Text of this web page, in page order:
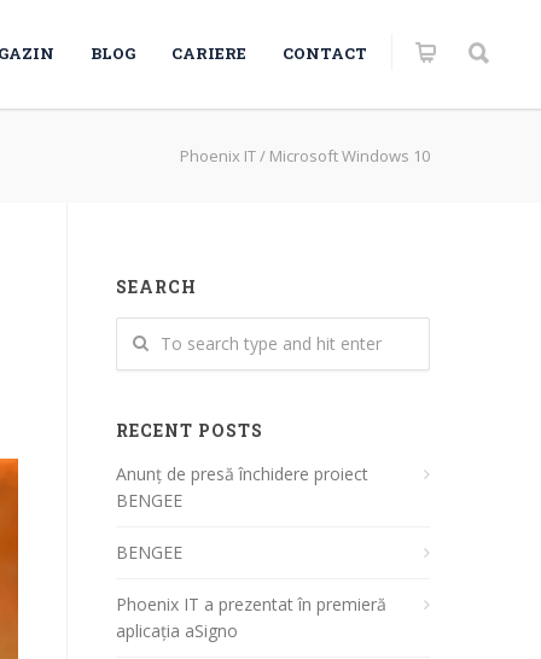
BLOG CARIERE CONTACT
Phoenix IT/ Microsoft Windows 10
SEARCH
RECENT POSTS
Anunț de presă închidere proiect
BENGEE
BENGEE
Phoenix IT a prezentat în premieră
aplicația aSigno